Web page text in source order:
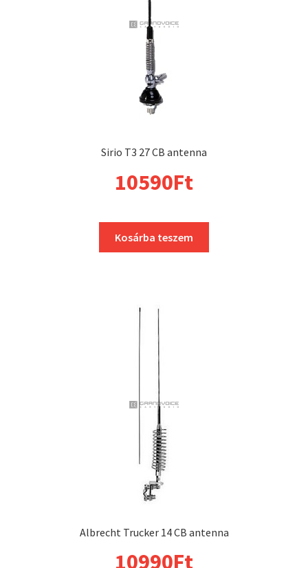
Sirio T3 27 CB antenna
10590Ft
Kosárba teszem
Albrecht Trucker 14 CB antenna
10990Ft